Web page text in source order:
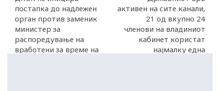
постапка до надлежен
орган против заменик
министер за
распоредување на
вработени за време на
активен на сите канали,
21 од вкупно 24
членови на владиниот
кабинет користат
најмалку една